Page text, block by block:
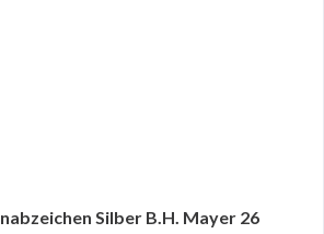
Silber B.H. Mayer 26